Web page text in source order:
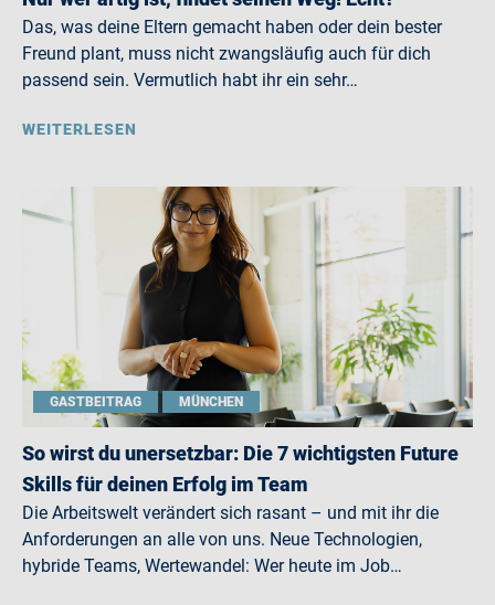
Das, was deine Eltern gemacht haben oder dein bester
Freund plant, muss nicht zwangsläufig auch für dich
passend sein. Vermutlich habt ihr ein sehr…
WEITERLESEN
GASTBEITRAG MÜNCHEN
So wirst du unersetzbar: Die 7 wichtigsten Future
Skills für deinen Erfolg im Team
Die Arbeitswelt verändert sich rasant – und mit ihr die
Anforderungen an alle von uns. Neue Technologien,
hybride Teams, Wertewandel: Wer heute im Job…